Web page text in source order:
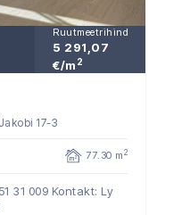
Ruutmeetrihind
5 291,07
€/m 2
17-3
77.30 m 2
31 009 Kontakt: Ly